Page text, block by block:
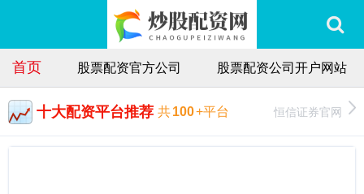
首页 股票配资官方公司 股票配资公司开户网站
十大配资平台推荐 共100+平台 恒信证券官网